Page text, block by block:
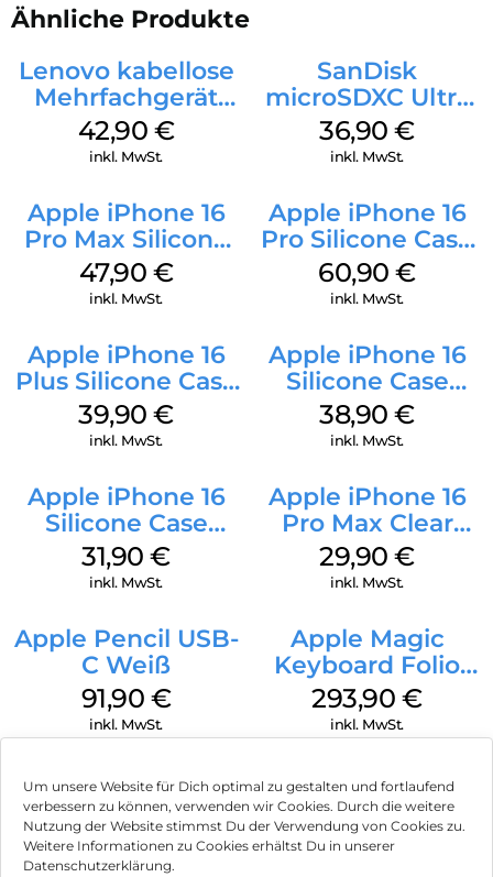
Um unsere Website für Dich optimal zu gestalten und fortlaufend
verbessern zu können, verwenden wir Cookies. Durch die weitere
Nutzung der Website stimmst Du der Verwendung von Cookies zu.
Weitere Informationen zu Cookies erhältst Du in unserer
Datenschutzerklärung.
Ähnliche Produkte
Lenovo kabellose
Mehrfachgerät
Luna Grey
42,90 €
inkl. MwSt.
SanDisk
microSDXC Ultra
128 GB + Adapter
Mobile
36,90€
inkl. MwSt.
Apple iPhone 16
Pro Max Silicone
Case MagSafe
Black
47,90 €
inkl. MwSt.
Apple iPhone 16
Pro Silicone Case
MagSafe Stone
Gray
60,90€
inkl. MwSt.
Apple iPhone 16
Plus Silicone Case
MagSafe Plum
39,90€
inkl. MwSt.
Apple iPhone 16
Silicone Case
MagSafe
Ultramarine
38,90€
inkl. MwSt.
Apple iPhone 16
Silicone Case
MagSafe Fuchsia
31,90€
inkl. MwSt.
Apple iPhone 16
Pro Max Clear
Case MagSafe
Transparent
29,90€
inkl. MwSt.
Apple Pencil USB-
C Weiß
91,90 €
inkl. MwSt.
Apple Magic
Keyboard Folio
iPad 10.9″ (10.Gen.)
Weiß
293,90€
inkl. MwSt.
Impressum